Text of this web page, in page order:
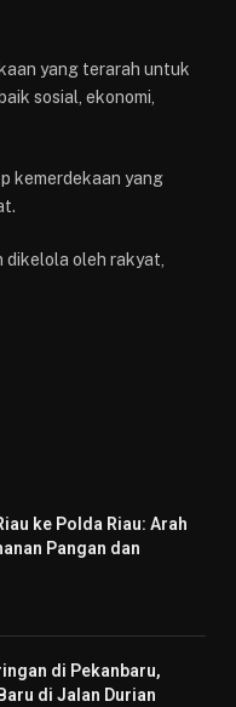
yang terarah untuk
sosial, ekonomi,
kemerdekaan yang
dikelola oleh rakyat,
ke Polda Riau: Arah
Pangan dan
di Pekanbaru,
di Jalan Durian